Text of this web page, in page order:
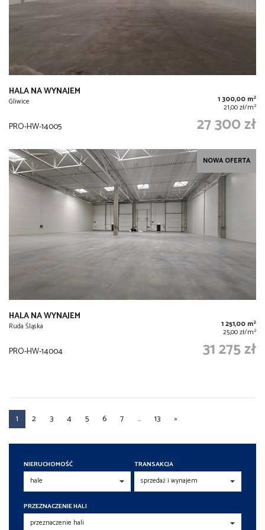
HALA NA WYNAJEM
Gliwice 1 300,00 m2
21,00 zł/m2
PRO-HW-14005 27 300 zł
NOWA OFERTA
HALA NA WYNAJEM
Ruda Śląska 1 251,00 m2
25,00 zł/m2
PRO-HW-14004 31 275 zł
1 2 3 4 5 6 7 ... 13 »
NIERUCHOMOŚĆ TRANSAKCJA
PRZEZNACZENIE HALI